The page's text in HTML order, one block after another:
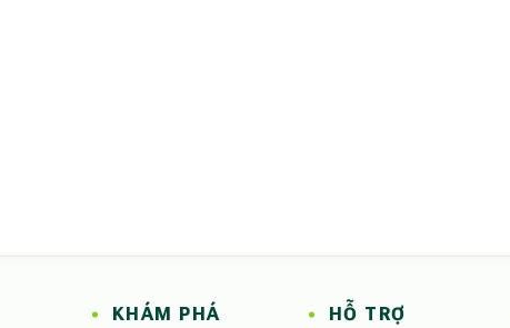
chúng tôi cung cấp sự minh bạch tuyệt đối qua lăng kính video
KHÁM PHÁ HỖ TRỢ